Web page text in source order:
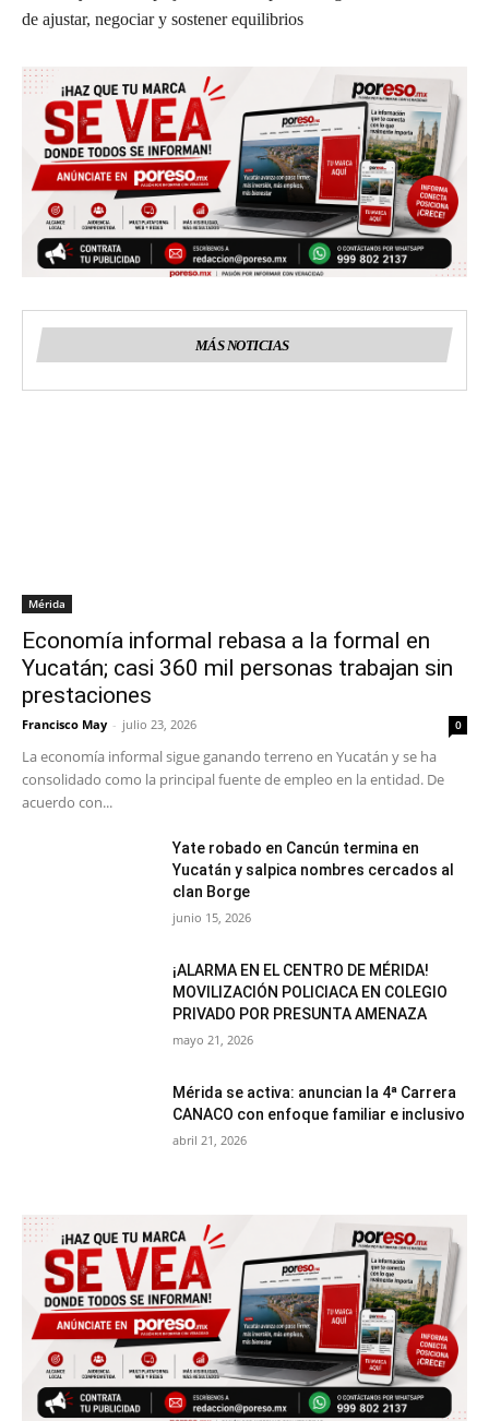
de ajustar, negociar y sostener equilibrios
MÁS NOTICIAS
Mérida
Economía informal rebasa a la formal en
Yucatán; casi 360 mil personas trabajan sin
prestaciones
Francisco May - julio 23, 2026 0
La economía informal sigue ganando terreno en Yucatán y se ha
consolidado como la principal fuente de empleo en la entidad. De
acuerdo con...
Yate robado en Cancún termina en
Yucatán y salpica nombres cercados al
clan Borge
junio 15, 2026
¡ALARMA EN EL CENTRO DE MÉRIDA!
MOVILIZACIÓN POLICIACA EN COLEGIO
PRIVADO POR PRESUNTA AMENAZA
mayo 21, 2026
Mérida se activa: anuncian la 4ª Carrera
CANACO con enfoque familiar e inclusivo
abril 21, 2026